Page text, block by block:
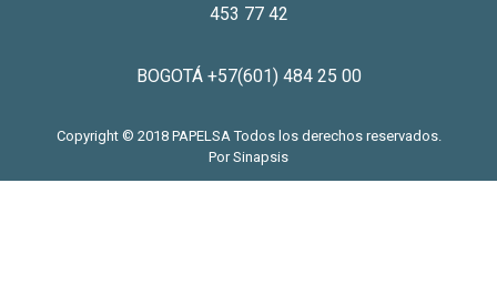
453 77 42
BOGOTÁ +57(601) 484 25 00
Copyright © 2018 PAPELSA Todos los derechos reservados.
PorSinapsis